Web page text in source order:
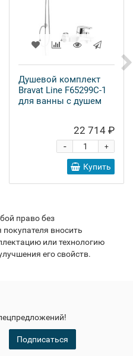
Душевой комплект
Bravat Line F65299C-1
для ванны с душем
22 714 ₽
+
-
Купить
право без
вносить
или технологию
его свойств.
Подписаться